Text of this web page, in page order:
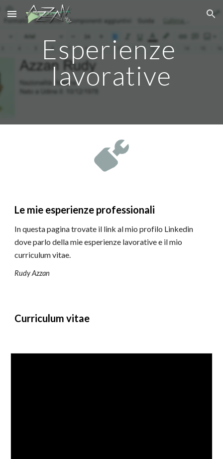
Skip to main content Skip to navigation
Esperienze
lavorative
Le mie esperienze professionali
In questa pagina trovate il link al mio profilo Linkedin
dove parlo della mie esperienze lavorative e il mio
curriculum vitae.
Rudy Azzan
Curriculum vitae